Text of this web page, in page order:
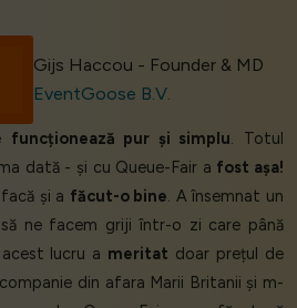
Gijs Haccou - Founder & MD
EventGoose B.V.
funcționează pur și simplu. Totul
dată - și cu Queue-Fair a fost așa!
și a făcut-o bine. A însemnat un
ne facem griji într-o zi care până
lucru a meritat doar prețul de
din afara Marii Britanii și m-